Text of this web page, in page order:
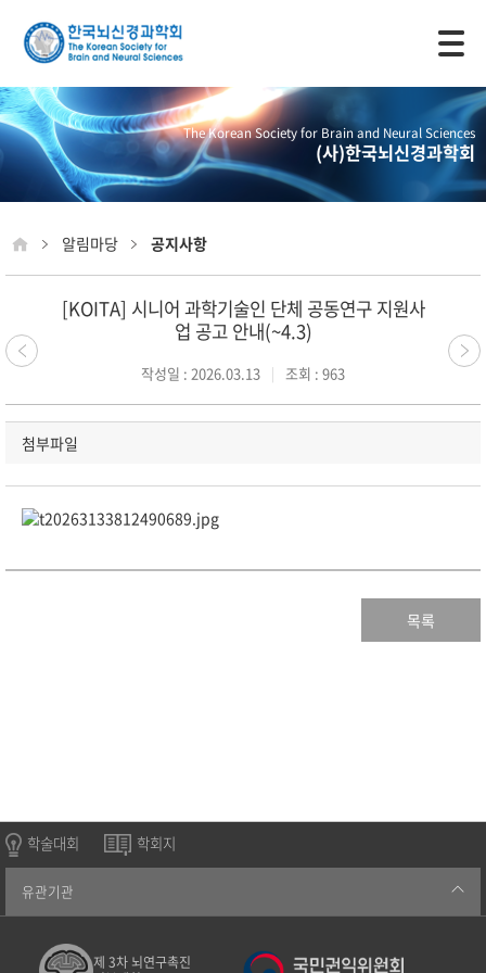
The Korean Society for Brain and Neural Sciences
(사)한국뇌신경과학회
알림마당 공지사항
[KOITA] 시니어 과학기술인 단체 공동연구 지원사
업 공고 안내(~4.3)
작성일 : 2026.03.13 조회 : 963
첨부파일
목록
학술대회 학회지
유관기관
제 3차 뇌연구촉진